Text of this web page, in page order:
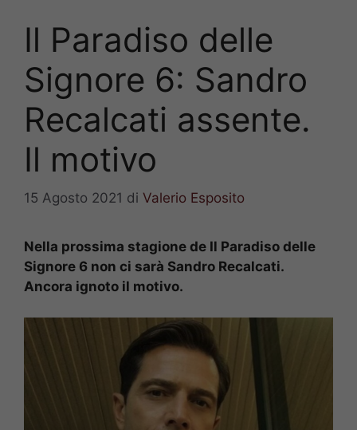
Il Paradiso delle
Signore 6: Sandro
Recalcati assente.
Il motivo
15 Agosto 2021 di Valerio Esposito
Nella prossima stagione de Il Paradiso delle
Signore 6 non ci sarà Sandro Recalcati.
Ancora ignoto il motivo.